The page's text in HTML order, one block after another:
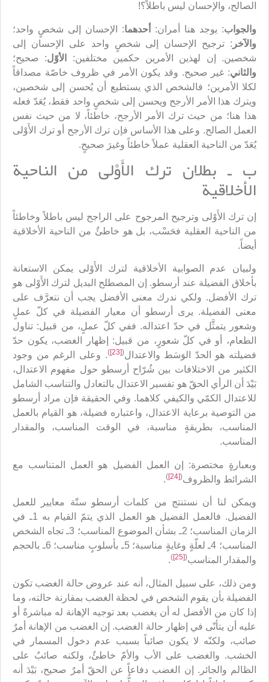
الصالح، والإحسان ليس باطلاً؟!
والجواب: يوجد هنا أمران: أحدهما: الإحسان إلى شخصٍ واحد؛
والآخر : ترجيح الإحسان إلى شخصٍ واحد على الإحسان إلى
شخصين. إن لهذين الأمرين حكمين مختلفين:
الأوّل: صحيح؛
والثاني: غير صحيح. وقد يكون الأمر في ظروف خاصّة مصداقاً
لكلا الأمرين؛ فالشخص الذي يستطيع أن يُحسن إلى شخصين،
ويترك هذا الأمر الأرجح ويحسن إلى شخصٍ واحد فقط، يُعَدّ فعله
هذا هنا؛ من حيث ترك الأمر الأرجح، خاطئاً، لا من حيث نفس
العمل الصالح. وعلى هذا الأساس فإن ترك الأرجح أو ترك الأَوْلى
يُعَدّ من الناحية العقلية عملاً خاطئاً وغيرَ صحيحٍ.
ب ـ بطلان ترك الأَوْلى من الناحية
الأخلاقية
إن ترك الأَوْلى وترجيح المرجوح على الراجح ليس باطلاً وخاطئاً
من الناحية العقلية فحَسْب، بل هو خاطئٌ من الناحية الأخلاقية
أيضاً.
ولبيان عدم الصوابية الأخلاقية لترك الأَوْلى يمكن الاستعانة
بأخلاق الفضيلة عند أرسطو. إن المصطلح البديل لترك الأَوْلى هو
ترك الأفضل. ولكي ندرك معنى الأفضل يجب أن نتعرَّف على
معنى الفضيلة. يرى أرسطو أن معيار الفضيلة في كلّ عملٍ
وشعور يتمثَّل في حدّ اعتداله. ففي كلّ عملٍ، من قبيل: تناول
الطعام، أو في كلّ شعورٍ، من قبيل: إظهار الغضب، يكون حدّ
فضيلته هو الحدّ الوَسَط والاعتدال(
[23]
). وعلى الرغم من وجود
الكثير من الاختلافات بين شُرّاح أرسطو حول مفهوم الاعتدال،
بَيْدَ أن الرأي الحقّ هو تفسير الاعتدال بالتعادل والتناسب الشامل
للاعتدال الكمّي والكيفي كلاهما. وفي الحقيقة فإن مراد أرسطو
من التوصية برعاية الاعتدال، واعتباره فضيلة، هو القيام بالعمل
المناسب، بطريقةٍ مناسبة، في الوقت المناسب، والمقدار
المناسب.
وبعبارةٍ مختصرة: إن العمل الفضيل هو العمل المتناسب مع
الشرائط والظروف(
[24]
)
.
ويمكن لنا أن نستنتج من كلمات أرسطو ستّة معايير للعمل
الفضيل. فالعمل الفضيل هو العمل الذي يتمّ القيام به 1ـ في
الزمان المناسب؛ 2ـ بشأن الموضوع المناسب؛ 3ـ تجاه الشخص
المناسب؛ 4ـ لعلّةٍ وغايةٍ مناسبة؛ 5ـ بأسلوبٍ مناسب؛ 6ـ بالحجم
والمقدار المناسب(
[25]
)
.
ومن ذلك، على سبيل المثال، أنه عند عروض حالة الغضب تكون
الفضيلة بأن يقوم الشخص في لحظة الغضب بمقارنة حالته، وما
إذا كان من الأفضل له أن يغضب بعد توجيه الإهانة له مباشرةً أو
عليه أن يتأنّى في إظهار حالة الغضب. إن الغضب من الإهانة أمرٌ
صائب، ولكنّه لا يكون صائباً بسبب عدم دخول المسمار في
الخشب. والغضب على الأب والأمّ خاطئٌ، ولكنه صائبٌ على
الظالم والجائر. إن الغضب دفاعاً عن الحقّ أمرٌ صحيح، بَيْدَ أنه